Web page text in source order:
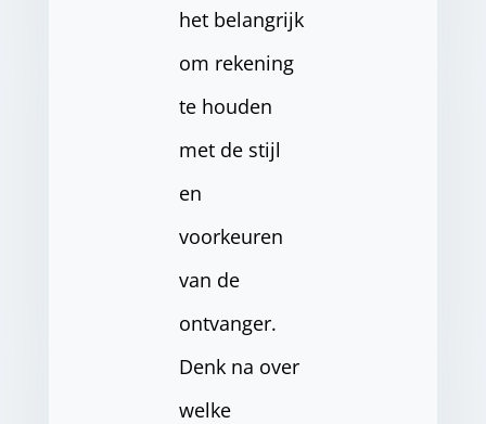
het belangrijk
om rekening
te houden
met de stijl
en
voorkeuren
van de
ontvanger.
Denk na over
welke